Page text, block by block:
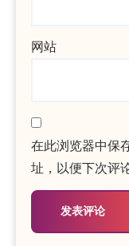
网站
在此浏览器中保
址，以便下次评